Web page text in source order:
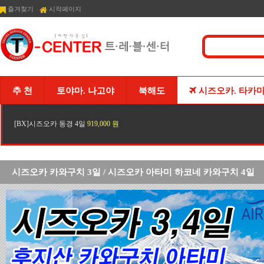
즐겨찾기 시작페이지
추 천 토야마. 나고야 북해도 시즈오카. 타카
[BX]시즈오카 동경 4일 919,000 원
시즈오카 카와구치 3일 / 시즈오카 아타미 하코네 카와구치 4일